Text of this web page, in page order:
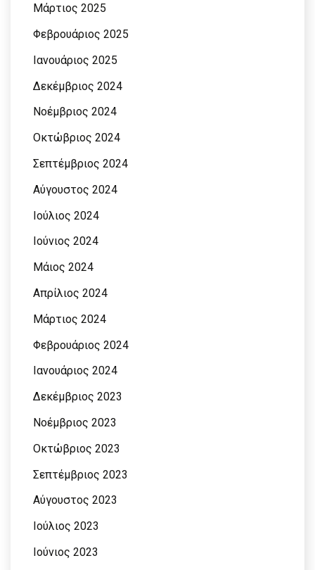
Μάρτιος 2025
Φεβρουάριος 2025
Ιανουάριος 2025
Δεκέμβριος 2024
Νοέμβριος 2024
Οκτώβριος 2024
Σεπτέμβριος 2024
Αύγουστος 2024
Ιούλιος 2024
Ιούνιος 2024
Μάιος 2024
Απρίλιος 2024
Μάρτιος 2024
Φεβρουάριος 2024
Ιανουάριος 2024
Δεκέμβριος 2023
Νοέμβριος 2023
Οκτώβριος 2023
Σεπτέμβριος 2023
Αύγουστος 2023
Ιούλιος 2023
Ιούνιος 2023